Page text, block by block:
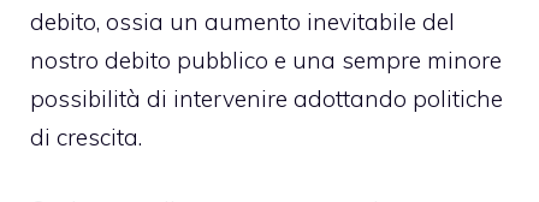
debito, ossia un aumento inevitabile del
nostro debito pubblico e una sempre minore
possibilità di intervenire adottando politiche
di crescita.